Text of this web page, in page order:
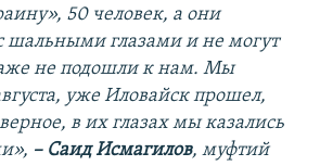
50 человек, а они
шальными глазами и не могут
не подошли к нам. Мы
уже Иловайск прошел,
в их глазах мы казались
– Саид Исмагилов, муфтий